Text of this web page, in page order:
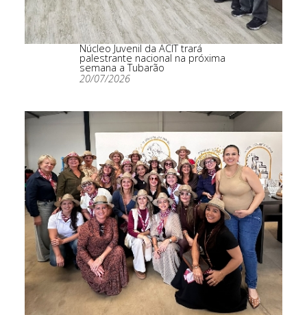
Núcleo Juvenil da ACIT trará
palestrante nacional na próxima
semana a Tubarão
20/07/2026